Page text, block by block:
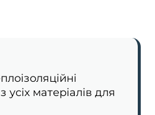
усіх матеріалів для